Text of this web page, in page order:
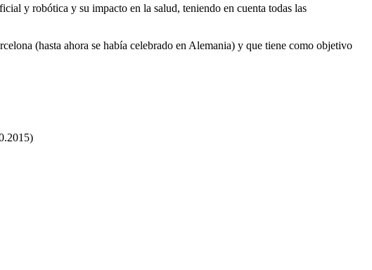
y robótica y su impacto en la salud, teniendo en cuenta todas las
(hasta ahora se había celebrado en Alemania) y que tiene como objetivo